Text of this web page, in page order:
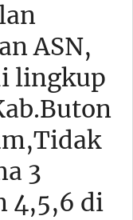
ASN,
lingkup
3
4,5,6 di